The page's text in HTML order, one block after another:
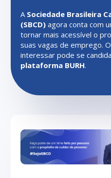
A Sociedade Brasileira
(SBCD) agora conta com
tornar mais acessível o
suas vagas de emprego.
interessar pode se
plataforma BURH.